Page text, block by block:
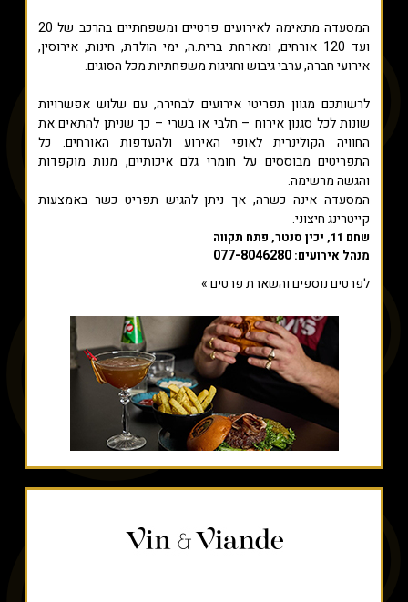
המסעדה מתאימה לאירועים פרטיים ומשפחתיים בהרכב של 20
ועד 120 אורחים, ומארחת ברית.ה, ימי הולדת, חינות, אירוסין,
אירועי חברה, ערבי גיבוש וחגיגות משפחתיות מכל הסוגים.
לרשותכם מגוון תפריטי אירועים לבחירה, עם שלוש אפשרויות
שונות לכל סגנון אירוח – חלבי או בשרי – כך שניתן להתאים את
החוויה הקולינרית לאופי האירוע ולהעדפות האורחים. כל
התפריטים מבוססים על חומרי גלם איכותיים, מנות מוקפדות
והגשה מרשימה.
המסעדה אינה כשרה, אך ניתן להגיש תפריט כשר באמצעות
קייטרינג חיצוני.
שחם 11, יכין סנטר, פתח תקווה
מנהל אירועים: 077-8046280
לפרטים נוספים והשארת פרטים »